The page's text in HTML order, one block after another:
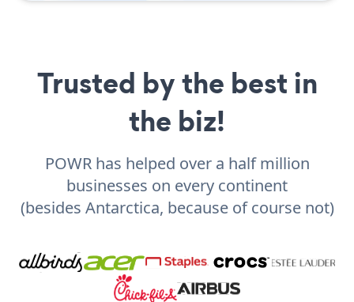
Trusted by the best in
the biz!
POWR has helped over a half million
businesses on every continent
(besides Antarctica, because of course not)